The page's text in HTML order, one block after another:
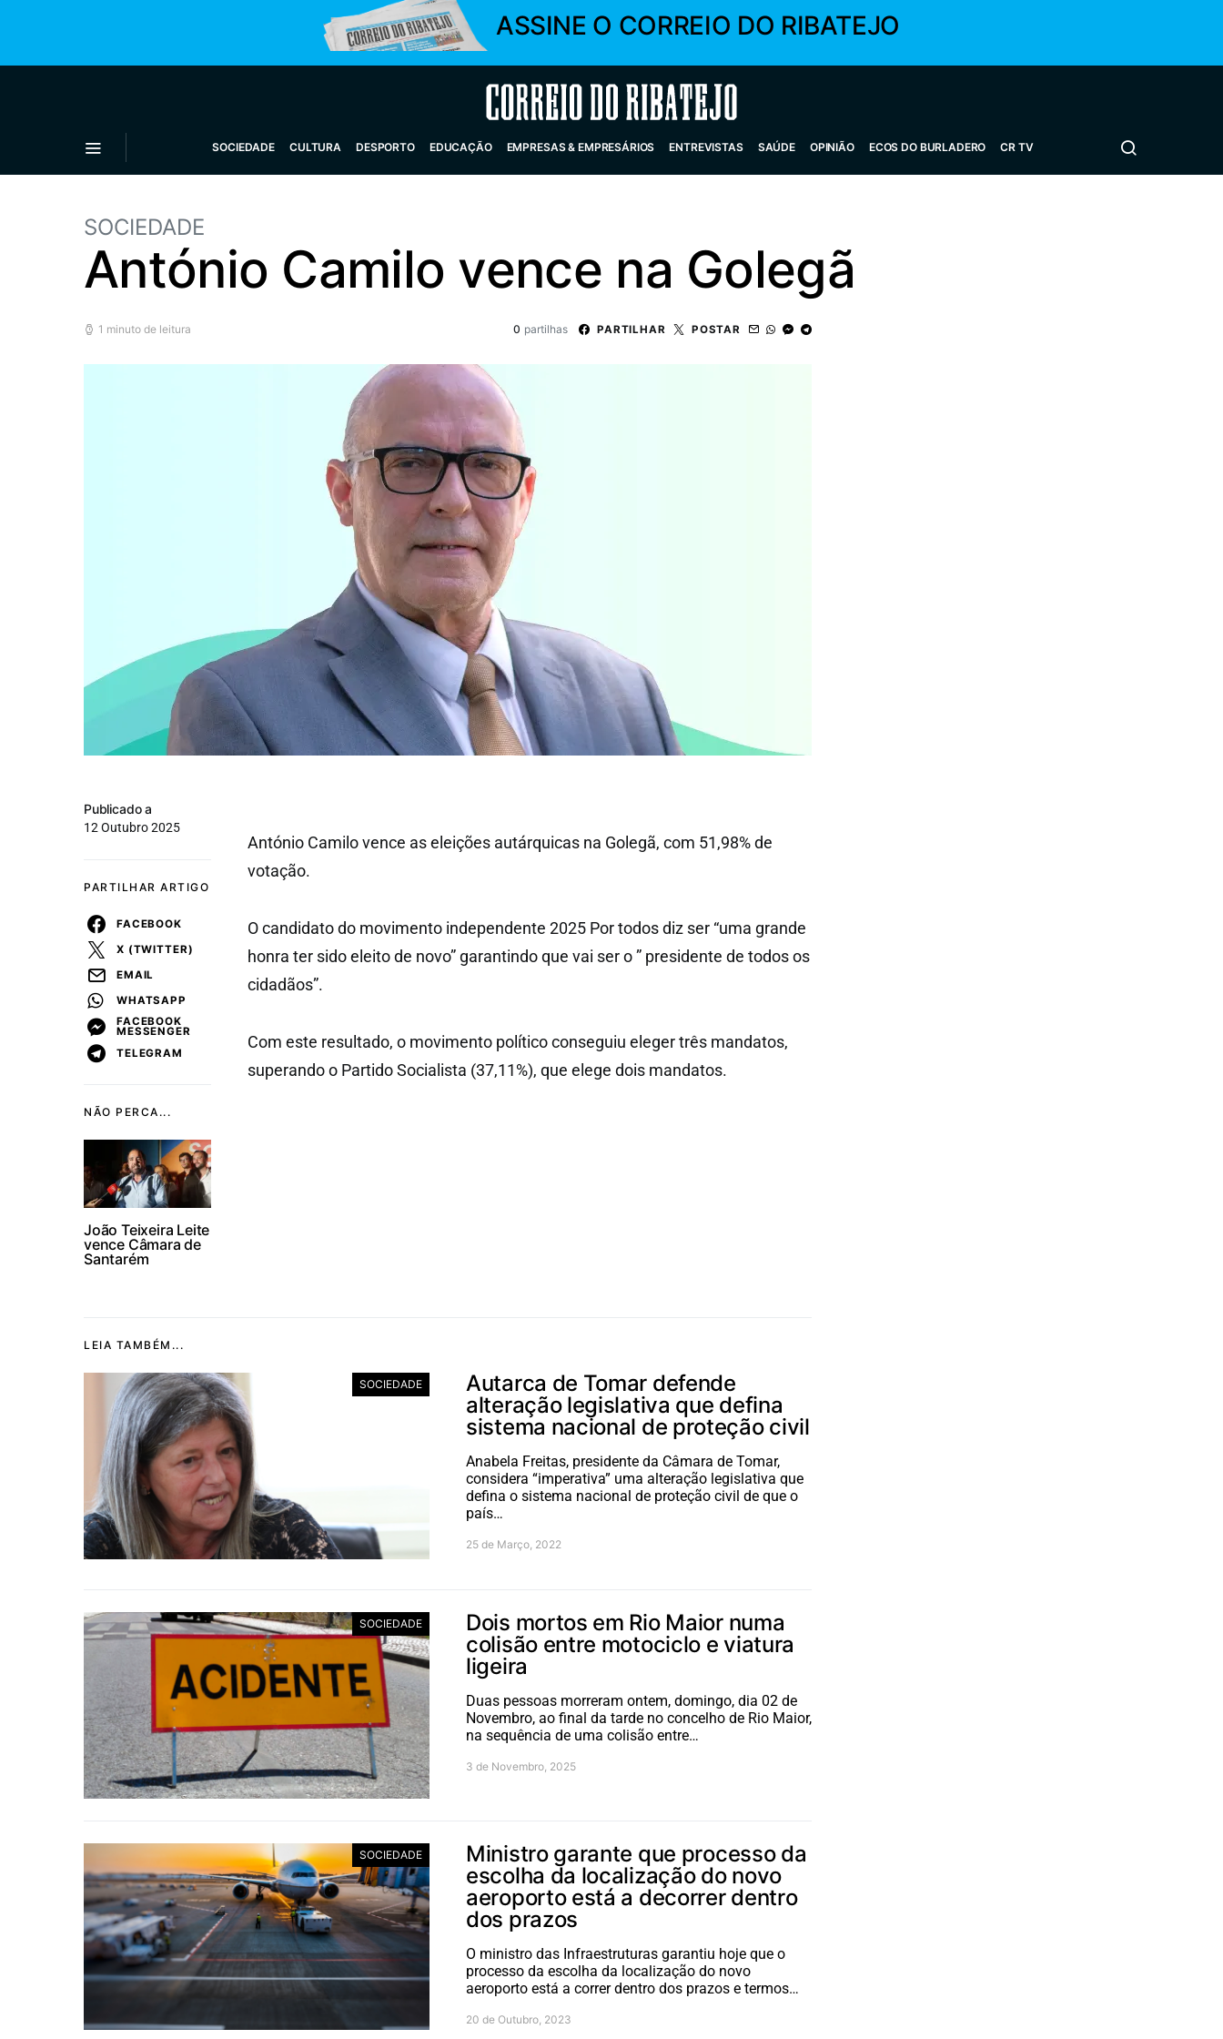
ASSINE O CORREIO DO RIBATEJO
Correio do Ribatejo
SOCIEDADE CULTURA DESPORTO EDUCAÇÃO EMPRESAS & EMPRESÁRIOS ENTREVISTAS SAÚDE OPINIÃO ECOS DO BURLADERO CR TV
SOCIEDADE
António Camilo vence na Golegã
1 minuto de leitura 0 partilhas PARTILHAR POSTAR
NÃO PERCA...
João Teixeira Leite
vence Câmara de
Santarém
Publicado a
12 Outubro 2025
PARTILHAR ARTIGO
FACEBOOK
X (TWITTER)
EMAIL
WHATSAPP
FACEBOOK
MESSENGER
TELEGRAM
António Camilo vence as eleições autárquicas na Golegã, com 51,98% de
votação.
O candidato do movimento independente 2025 Por todos diz ser “uma grande
honra ter sido eleito de novo” garantindo que vai ser o ” presidente de todos os
cidadãos”.
Com este resultado, o movimento político conseguiu eleger três mandatos,
superando o Partido Socialista (37,11%), que elege dois mandatos.
LEIA TAMBÉM...
SOCIEDADE
Autarca de Tomar defende
alteração legislativa que defina
sistema nacional de proteção civil
Anabela Freitas, presidente da Câmara de Tomar,
considera “imperativa” uma alteração legislativa que
defina o sistema nacional de proteção civil de que o
país…
25 de Março, 2022
SOCIEDADE
Dois mortos em Rio Maior numa
colisão entre motociclo e viatura
ligeira
Duas pessoas morreram ontem, domingo, dia 02 de
Novembro, ao final da tarde no concelho de Rio Maior,
na sequência de uma colisão entre…
3 de Novembro, 2025
SOCIEDADE
Ministro garante que processo da
escolha da localização do novo
aeroporto está a decorrer dentro
dos prazos
O ministro das Infraestruturas garantiu hoje que o
processo da escolha da localização do novo
aeroporto está a correr dentro dos prazos e termos…
20 de Outubro, 2023